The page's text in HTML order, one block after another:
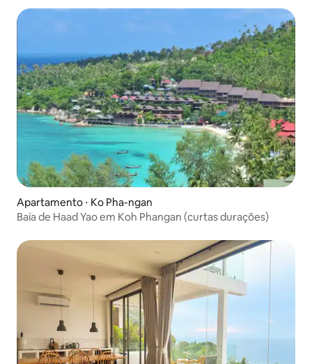
Apartamento ⋅ Ko Pha-ngan
Baía de Haad Yao em Koh Phangan (curtas durações)